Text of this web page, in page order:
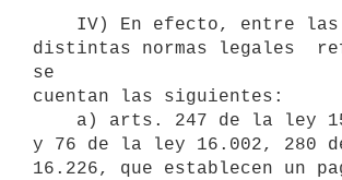
distintas normas legales
se
cuentan las siguientes:
y 76 de la ley 16.002, 280
16.226, que establecen un